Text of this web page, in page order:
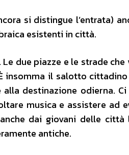
si distingue l’entrata)
esistenti in città.
due piazze e le strade
insomma il salotto
destinazione odierna.
musica e assistere ad
dai giovani delle
antiche.